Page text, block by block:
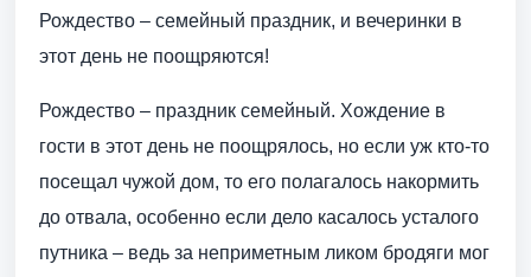
Рождество – семейный праздник, и вечеринки в
этот день не поощряются!
Рождество – праздник семейный. Хождение в
гости в этот день не поощрялось, но если уж кто-то
посещал чужой дом, то его полагалось накормить
до отвала, особенно если дело касалось усталого
путника – ведь за неприметным ликом бродяги мог